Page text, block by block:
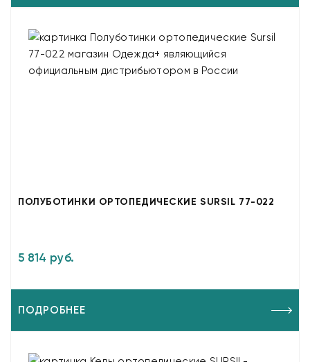
ПОЛУБОТИНКИ ОРТОПЕДИЧЕСКИЕ SURSIL 77-022
5 814 руб.
ПОДРОБНЕЕ